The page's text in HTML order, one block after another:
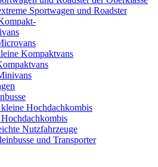
Sportwagen und Roadster
Kompaktvans
Hochdachkombis
Nutzfahrzeuge
und Transporter